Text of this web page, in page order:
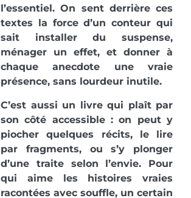
l’essentiel. On sent derrière ces
textes la force d’un conteur qui
sait installer du suspense,
ménager un effet, et donner à
chaque anecdote une vraie
présence, sans lourdeur inutile.
C’est aussi un livre qui plaît par
son côté accessible : on peut y
piocher quelques récits, le lire
par fragments, ou s’y plonger
d’une traite selon l’envie. Pour
qui aime les histoires vraies
racontées avec souffle, un certain